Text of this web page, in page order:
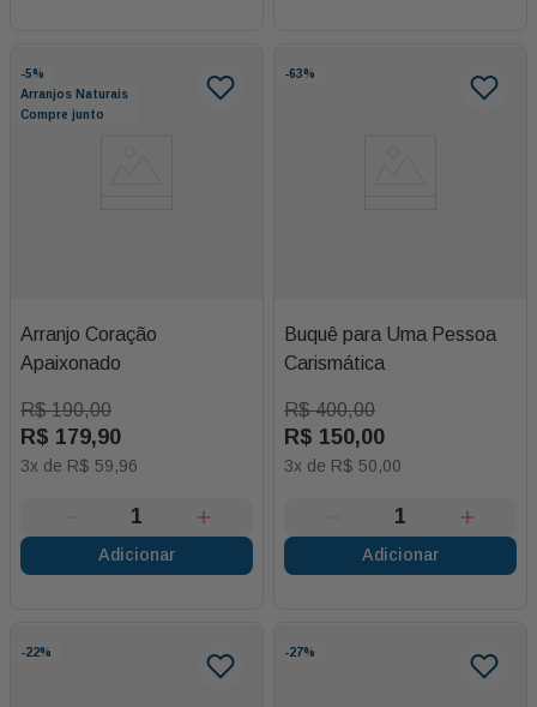
-5%
Arranjos Naturais
Compre junto
Arranjo Coração
Apaixonado
R$ 190,00
R$ 179,90
3x de R$ 59,96
Adicionar
-63%
Buquê para Uma Pessoa
Carismática
R$ 400,00
R$ 150,00
3x de R$ 50,00
Adicionar
-22% -27%